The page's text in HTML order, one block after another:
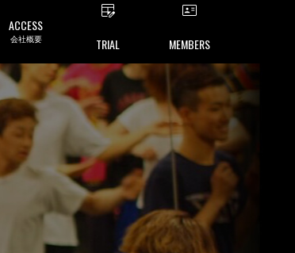
ACCESS
会社概要 TRIAL MEMBERS